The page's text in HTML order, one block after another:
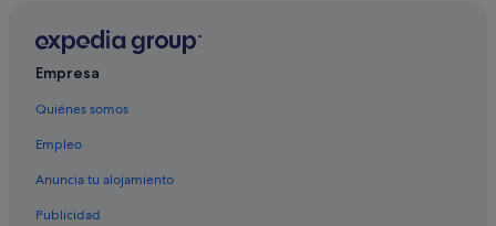
Empresa
Quiénes somos
Empleo
Anuncia tu alojamiento
Publicidad